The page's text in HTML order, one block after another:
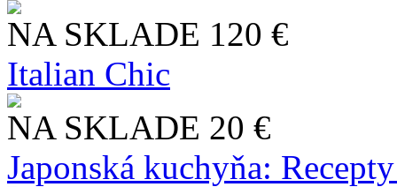
NA SKLADE 120 €
Italian Chic
NA SKLADE 20 €
Japonská kuchyňa: